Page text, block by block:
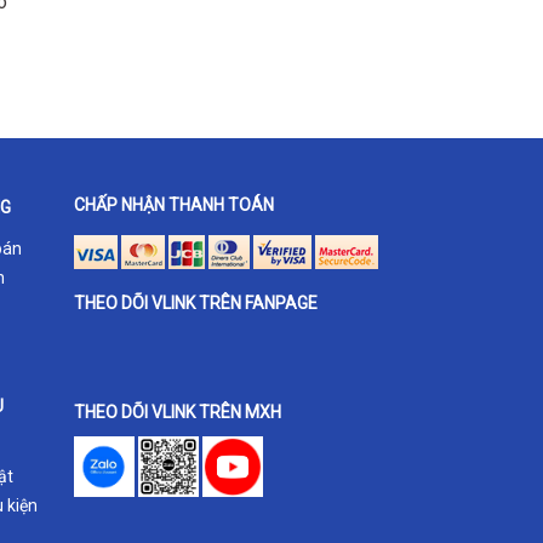
kiện
CHẤP NHẬN THANH TOÁN
THEO DÕI VLINK TRÊN FANPAGE
THEO DÕI VLINK TRÊN MXH